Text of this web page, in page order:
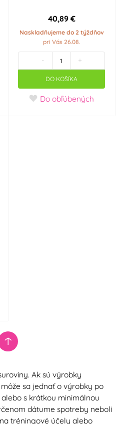
40,89 €
Naskladňujeme do 2 týždňov
pri Vás 26.08.
- +
DO KOŠÍKA
Do obľúbených
Ak sú výrobky
môže sa jednať o výrobky po
s krátkou minimálnou
dátume spotreby neboli
tréningové účely alebo